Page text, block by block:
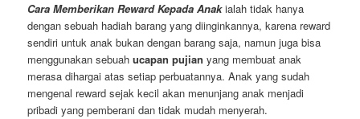
Cara Memberikan Reward Kepada Anakialah tidak hanya
dengan sebuah hadiah barang yang diinginkannya, karena reward
sendiri untuk anak bukan dengan barang saja, namun juga bisa
menggunakan sebuahucapan pujian yang membuat anak
merasa dihargai atas setiap perbuatannya. Anak yang sudah
mengenal reward sejak kecil akan menunjang anak menjadi
pribadi yang pemberani dan tidak mudah menyerah.